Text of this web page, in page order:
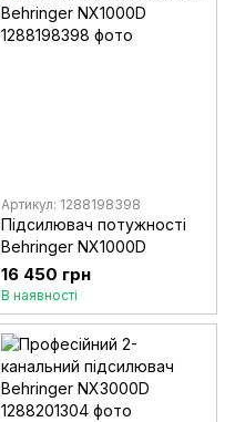
Артикул: 1288198398
Підсилювач потужності
Behringer NX1000D
16 450 грн
В наявності